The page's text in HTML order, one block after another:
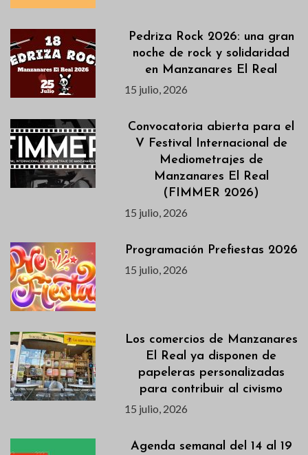
Pedriza Rock 2026: una gran
noche de rock y solidaridad
en Manzanares El Real
15 julio, 2026
Convocatoria abierta para el
V Festival Internacional de
Mediometrajes de
Manzanares El Real
(FIMMER 2026)
15 julio, 2026
Programación Prefiestas 2026
15 julio, 2026
Los comercios de Manzanares
El Real ya disponen de
papeleras personalizadas
para contribuir al civismo
15 julio, 2026
Agenda semanal del 14 al 19